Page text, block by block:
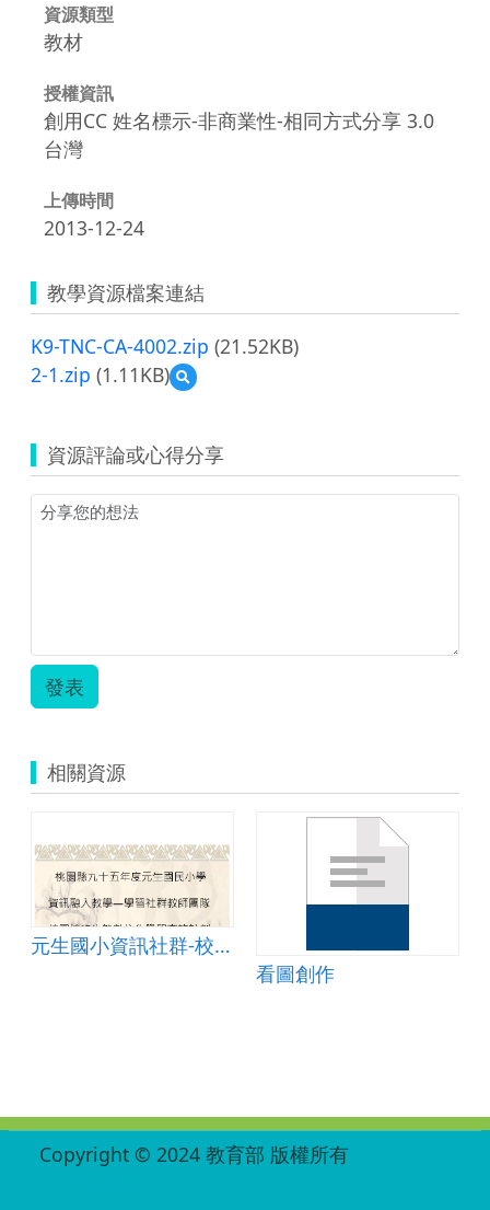
資源類型
教材
授權資訊
創用CC 姓名標示-非商業性-相同方式分享 3.0
台灣
上傳時間
2013-12-24
教學資源檔案連結
K9-TNC-CA-4002.zip (21.52KB)
2-1.zip (1.11KB)
預
覽
資源評論或心得分享
發表
相關資源
元生國小資訊社群-校園植物生態數位化學習計畫
看圖創作
Copyright © 2024 教育部 版權所有